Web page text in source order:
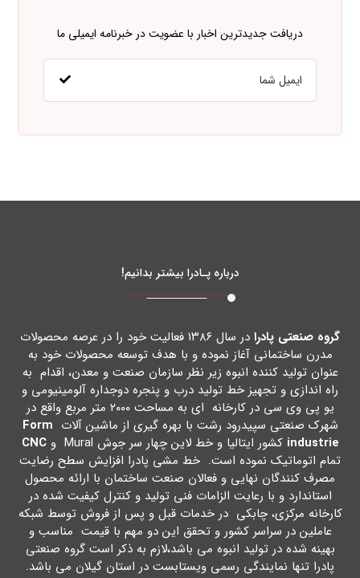
دریافت جدیدترین اخبار با عضویت در خبرنامه ایمیلی ما
درباره پـادرا بیشتر بدانیم!
گروه صنعتی پادرا
در سال ۱۳۸۶ فعالیت خود را در عرصه محصولات
مدرن ساختمانی آغاز نموده و با هدف توسعه محصولات خود به
عنوان تولید کننده انبوه زیر نظر سازمان صنعت و معدن، اقدام به
راه اندازي و تجهیز خط تولید درب و پنجره دوجداره آلومینیومی و
یو پی وي سی در کارخانه اي به مساحت ۲۰۰۰ متر مربع واقع در
شهرك صنعتی سپیدرود رشت با بهره گیري از ماشین آلات Form
industrie کشور ایتالیا و خط لاین چهار سر جوش Mural و
CNC
تمام اتوماتیک نموده است. خط مشی پادرا افزایش سطح رضایت
مصرف کنندگان نهایی و فعالان صنعت ساختمان با ارائه محصول
استاندارد و با رعایت الزامات فنی تولید و کنترل کیفیت شده در
کارخانه مرکزي، چابکی در خدمات قبل و پس از فروش توسط شبکه
عاملین در سراسر کشور و تحقق این دو مهم با قیمت مناسب و
بهینه شده در تولید انبوه می باشد،لازم به ذکر است گروه صنعتی
پادرا تنها نمایندگی رسمی ویستابست در استان گیلان می باشد.